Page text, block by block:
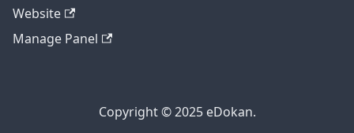
Website
Manage Panel
Copyright © 2025 eDokan.